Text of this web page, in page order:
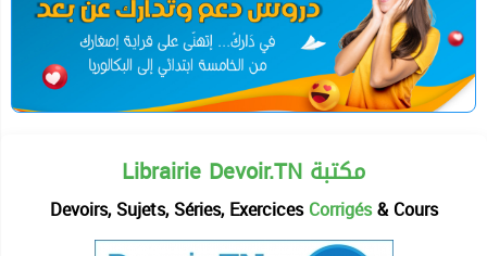
Librairie Devoir.TN مكتبة
Devoirs, Sujets, Séries, ExercicesCorrigés& Cours